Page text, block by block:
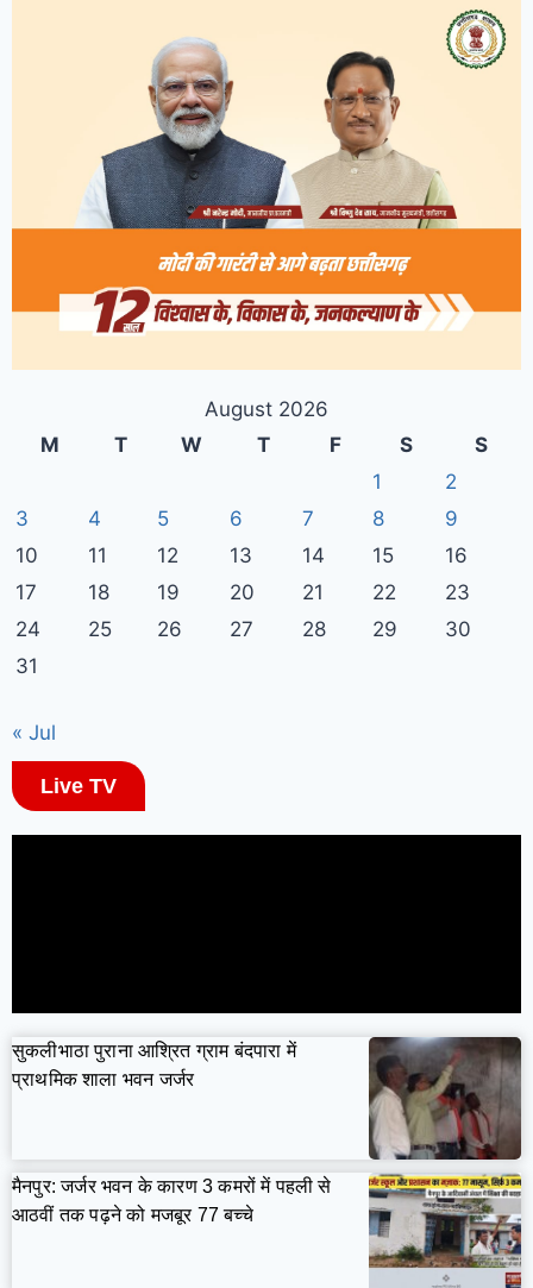
August 2026
M
T W T F S
S
1
2
3
4 5 6 7 8
9
10
11 12 13 14 15
16
17
18 19 20 21 22
23
24
25 26 27 28 29
30
31
« Jul
Live TV
सुकलीभाठा पुराना आश्रित ग्राम बंदपारा में
प्राथमिक शाला भवन जर्जर
मैनपुर: जर्जर भवन के कारण 3 कमरों में पहली से
आठवीं तक पढ़ने को मजबूर 77 बच्चे